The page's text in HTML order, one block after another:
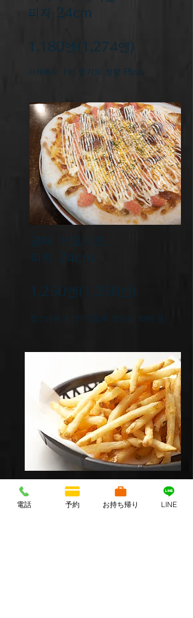
피자 24cm
​1,180엔(1,274엔)
가게에서 1번 인기의 정평 Pizza
명태 마요네즈
피자 24cm
​1,250엔(1,350엔)
청소년에게 인기! 듬뿍 명란의 먹어 응!
감자 튀김
電話 予約 お持ち帰り LINE